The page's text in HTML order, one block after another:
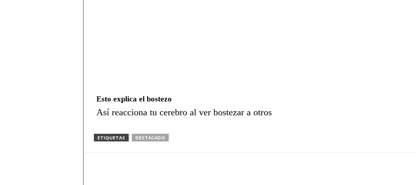
Esto explica el bostezo
Así reacciona tu cerebro al ver bostezar a otros
ETIQUETAS DESTACADO